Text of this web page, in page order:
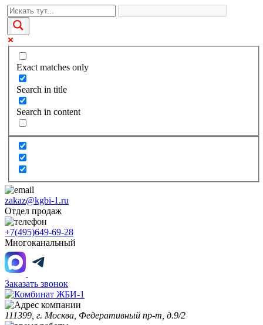
Exact matches only
Search in title
Search in content
zakaz@kgbi-1.ru
Отдел продаж
+7(495)649-69-28
Многоканальный
Заказать звонок
111399, г. Москва, Федеративный пр-т, д.9/2